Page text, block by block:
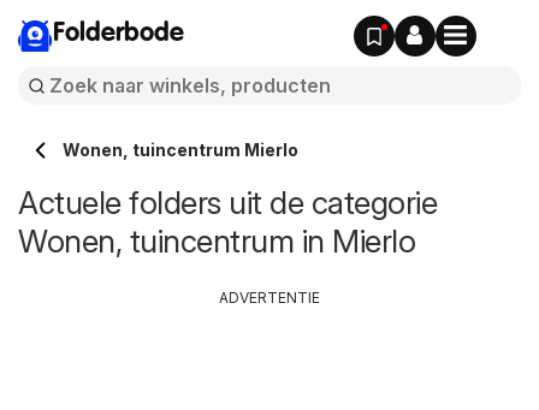
Folderbode
Wonen, tuincentrum Mierlo
Actuele folders uit de categorie
Wonen, tuincentrum in Mierlo
ADVERTENTIE